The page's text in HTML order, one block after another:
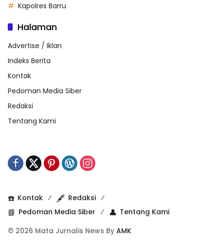
Kapolres Barru
Halaman
Advertise / Iklan
Indeks Berita
Kontak
Pedoman Media Siber
Redaksi
Tentang Kami
☎️ Kontak 🖋️ Redaksi
📘 Pedoman Media Siber 👤 Tentang Kami
© 2026 Mata Jurnalis News By AMK